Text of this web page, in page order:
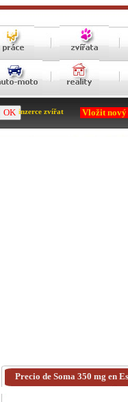
inzerce zvířat Vložit
Precio de Soma 350 mg en